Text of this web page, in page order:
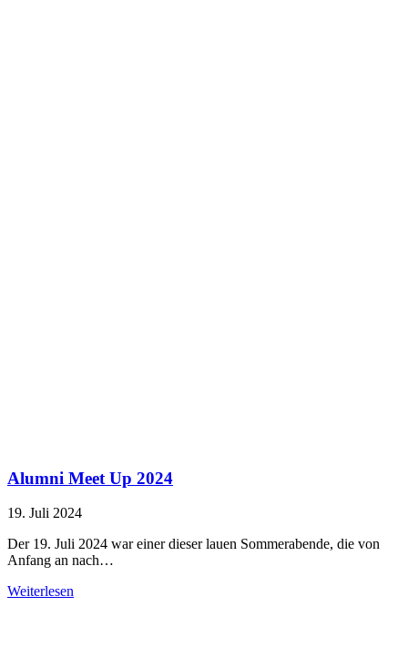
Alumni Meet Up 2024
19. Juli 2024
Der 19. Juli 2024 war einer dieser lauen Sommerabende, die von
Anfang an nach…
Weiterlesen